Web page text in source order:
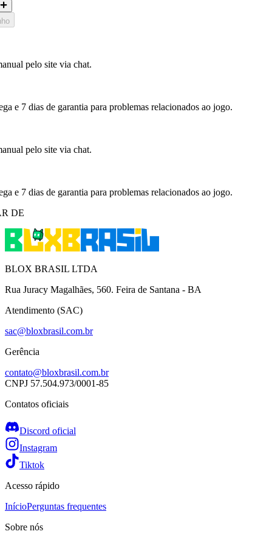
pelo site via chat.
e 7 dias de garantia para problemas relacionados ao jogo.
pelo site via chat.
e 7 dias de garantia para problemas relacionados ao jogo.
DE
BLOX BRASIL LTDA
Rua Juracy Magalhães, 560. Feira de Santana - BA
Atendimento (SAC)
sac@bloxbrasil.com.br
Gerência
contato@bloxbrasil.com.br
CNPJ 57.504.973/0001-85
Contatos oficiais
Discord oficial
Instagram
Tiktok
Acesso rápido
InícioPerguntas frequentes
Sobre nós